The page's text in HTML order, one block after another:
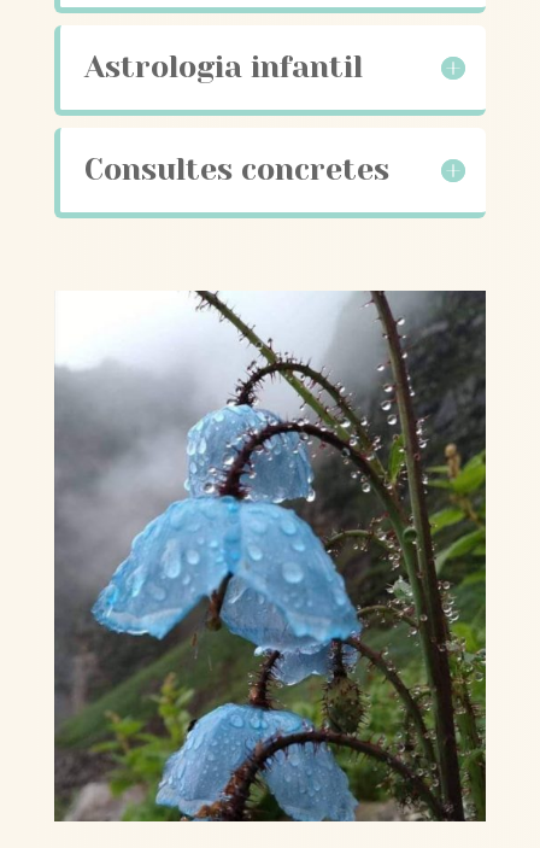
Astrologia infantil
Consultes concretes